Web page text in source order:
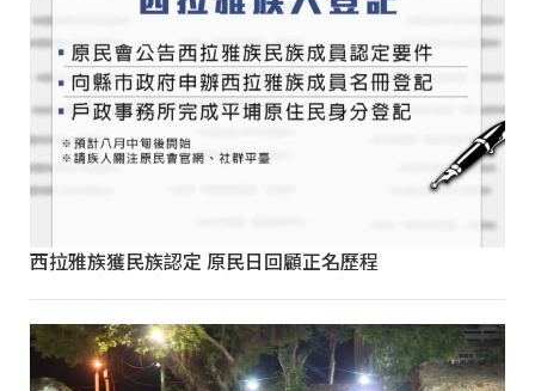
西拉雅族獲民族認定 原民日回顧正名歷程